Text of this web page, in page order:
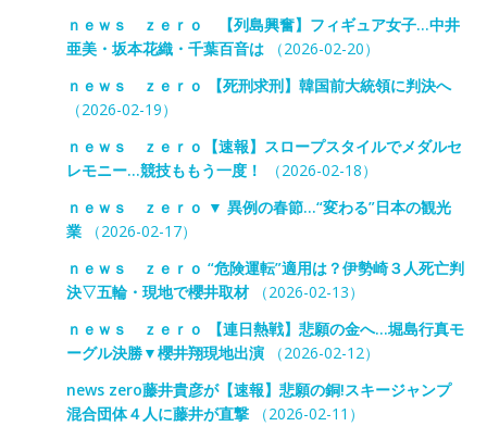
ｎｅｗｓ ｚｅｒｏ 【列島興奮】フィギュア女子…中井
亜美・坂本花織・千葉百音は（2026-02-20）
ｎｅｗｓ ｚｅｒｏ 【死刑求刑】韓国前大統領に判決へ
（2026-02-19）
ｎｅｗｓ ｚｅｒｏ【速報】スロープスタイルでメダルセ
レモニー…競技ももう一度！
（2026-02-18）
ｎｅｗｓ ｚｅｒｏ ▼ 異例の春節…“変わる”日本の観光
業（2026-02-17）
ｎｅｗｓ ｚｅｒｏ “危険運転”適用は？伊勢崎３人死亡判
決▽五輪・現地で櫻井取材（2026-02-13）
ｎｅｗｓ ｚｅｒｏ 【連日熱戦】悲願の金へ…堀島行真モ
ーグル決勝▼櫻井翔現地出演（2026-02-12）
news zero藤井貴彦が【速報】悲願の銅!スキージャンプ
混合団体４人に藤井が直撃（2026-02-11）